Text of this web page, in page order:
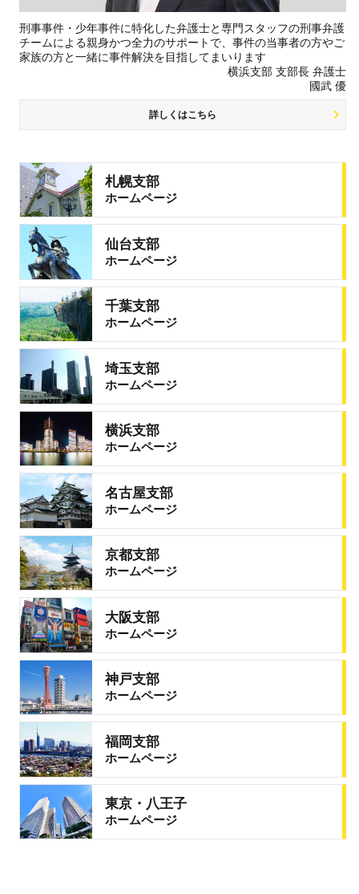
刑事事件・少年事件に特化した弁護士と専門スタッフの刑事弁護
チームによる親身かつ全力のサポートで、事件の当事者の方やご
家族の方と一緒に事件解決を目指してまいります
横浜支部 支部長 弁護士
國武 優
詳しくはこちら
札幌支部
ホームページ
仙台支部
ホームページ
千葉支部
ホームページ
埼玉支部
ホームページ
横浜支部
ホームページ
名古屋支部
ホームページ
京都支部
ホームページ
大阪支部
ホームページ
神戸支部
ホームページ
福岡支部
ホームページ
東京・八王子
ホームページ